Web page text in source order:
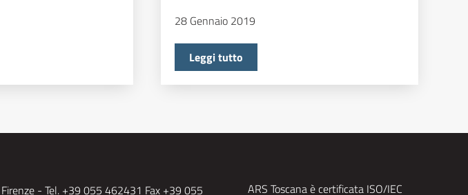
28 Gennaio 2019
Leggi tutto
- Tel. +39 055 462431 Fax +39 055 ARS Toscana è certificata ISO/IEC